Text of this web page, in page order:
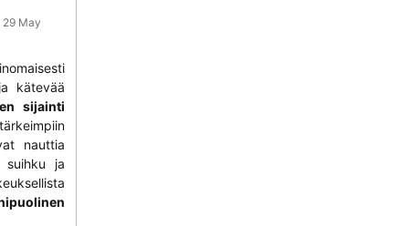
May
kätevää
sijainti
nauttia
ja